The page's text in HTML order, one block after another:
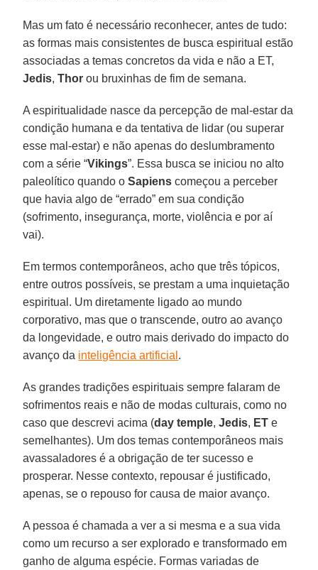
Mas um fato é necessário reconhecer, antes de tudo:
as formas mais consistentes de busca espiritual estão
associadas a temas concretos da vida e não a ET,
Jedis,Thor ou bruxinhas de fim de semana.
A espiritualidade nasce da percepção de mal-estar da
condição humana e da tentativa de lidar (ou superar
esse mal-estar) e não apenas do deslumbramento
com a série “Vikings”. Essa busca se iniciou no alto
paleolítico quando oSapiens começou a perceber
que havia algo de “errado” em sua condição
(sofrimento, insegurança, morte, violência e por aí
vai).
Em termos contemporâneos, acho que três tópicos,
entre outros possíveis, se prestam a uma inquietação
espiritual. Um diretamente ligado ao mundo
corporativo, mas que o transcende, outro ao avanço
da longevidade, e outro mais derivado do impacto do
avanço da inteligência artificial .
As grandes tradições espirituais sempre falaram de
sofrimentos reais e não de modas culturais, como no
caso que descrevi acima (day temple,Jedis, ET e
semelhantes). Um dos temas contemporâneos mais
avassaladores é a obrigação de ter sucesso e
prosperar. Nesse contexto, repousar é justificado,
apenas, se o repouso for causa de maior avanço.
A pessoa é chamada a ver a si mesma e a sua vida
como um recurso a ser explorado e transformado em
ganho de alguma espécie. Formas variadas de